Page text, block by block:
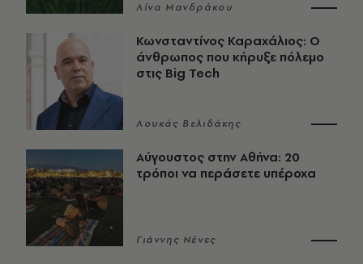
Λίνα Μανδράκου
Κωνσταντίνος Καραχάλιος: Ο
άνθρωπος που κήρυξε πόλεμο
στις Big Tech
Λουκάς Βελιδάκης
Αύγουστος στην Αθήνα: 20
τρόποι να περάσετε υπέροχα
Γιάννης Νένες